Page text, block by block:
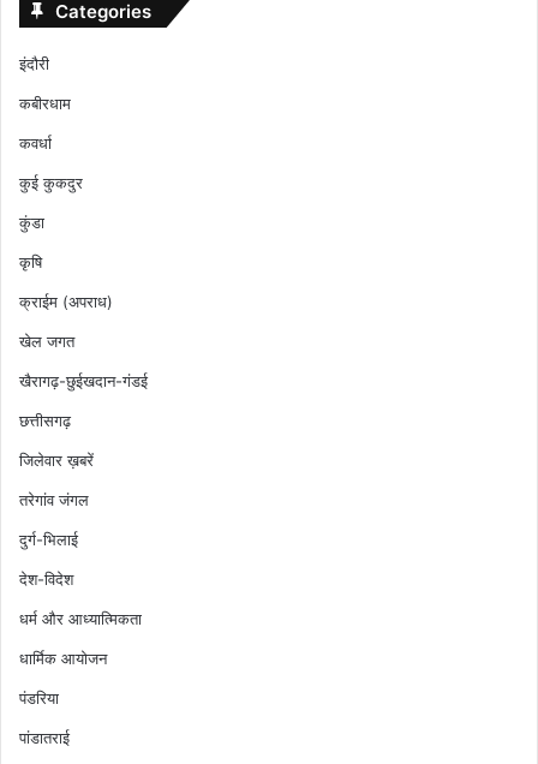
Categories
इंदौरी
कबीरधाम
कवर्धा
कुई कुकदुर
कुंडा
कृषि
क्राईम (अपराध)
खेल जगत
खैरागढ़-छुईखदान-गंडई
छत्तीसगढ़
जिलेवार ख़बरें
तरेगांव जंगल
दुर्ग-भिलाई
देश-विदेश
धर्म और आध्यात्मिकता
धार्मिक आयोजन
पंडरिया
पांडातराई